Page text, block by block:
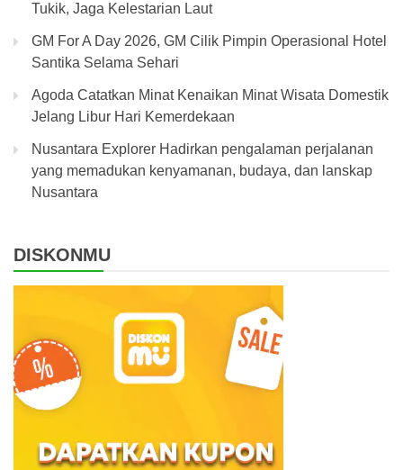
Tukik, Jaga Kelestarian Laut
GM For A Day 2026, GM Cilik Pimpin Operasional Hotel
Santika Selama Sehari
Agoda Catatkan Minat Kenaikan Minat Wisata Domestik
Jelang Libur Hari Kemerdekaan
Nusantara Explorer Hadirkan pengalaman perjalanan
yang memadukan kenyamanan, budaya, dan lanskap
Nusantara
DISKONMU